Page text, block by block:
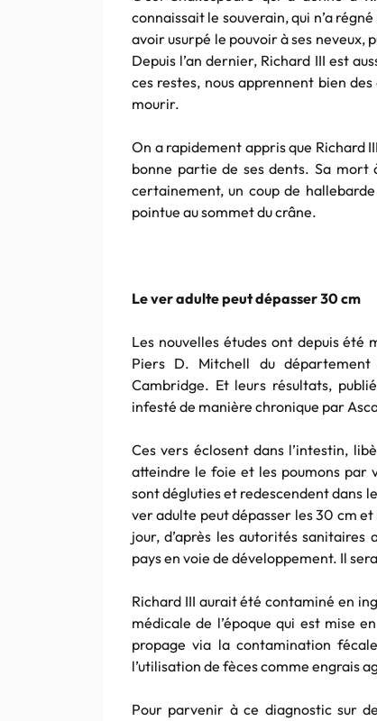
connaissait le souverain, qui n’a
avoir usurpé le pouvoir à ses neveux,
Depuis l’an dernier, Richard III est
ces restes, nous apprennent bien
mourir.
On a rapidement appris que Richard
bonne partie de ses dents. Sa mort
certainement, un coup de
pointue au sommet du crâne.
Le ver adulte peut dépasser 30 cm
Les nouvelles études ont depuis
Piers D. Mitchell du département
Cambridge. Et leurs résultats,
infesté de manière chronique par
Ces vers éclosent dans l’intestin,
atteindre le foie et les poumons par
sont dégluties et redescendent dans
ver adulte peut dépasser les 30 cm
jour, d’après les autorités sanitaires
pays en voie de développement. Il
Richard III aurait été contaminé en
médicale de l’époque qui est mise
propage via la contamination
l’utilisation de fèces comme engrais
Pour parvenir à ce diagnostic sur